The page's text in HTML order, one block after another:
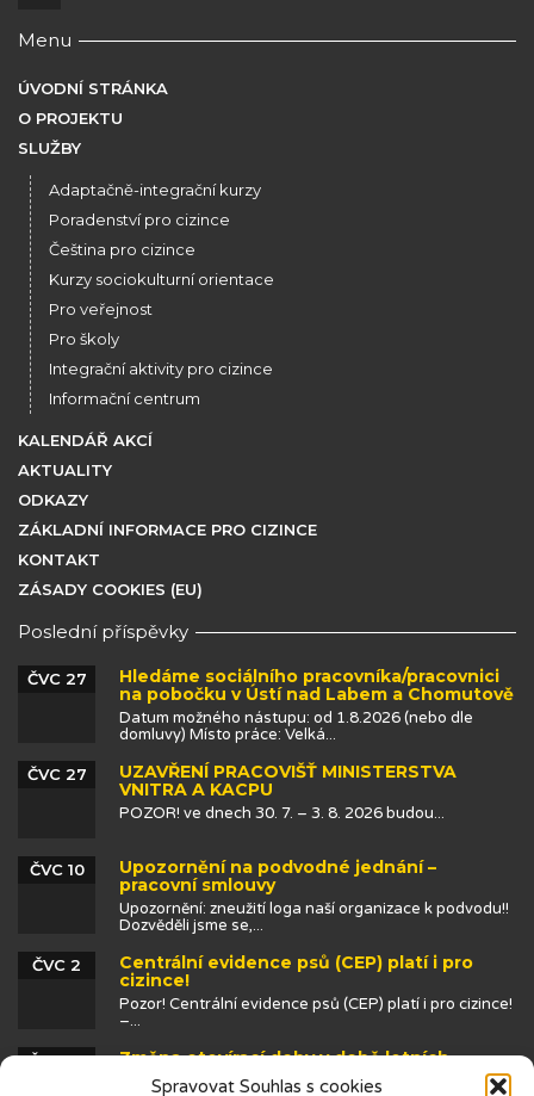
Spravovat Souhlas s cookies
Menu
ÚVODNÍ STRÁNKA
O PROJEKTU
SLUŽBY
Adaptačně-integrační kurzy
Poradenství pro cizince
Čeština pro cizince
Kurzy sociokulturní orientace
Pro veřejnost
Pro školy
Integrační aktivity pro cizince
Informační centrum
KALENDÁŘ AKCÍ
AKTUALITY
ODKAZY
ZÁKLADNÍ INFORMACE PRO CIZINCE
KONTAKT
ZÁSADY COOKIES (EU)
Poslední příspěvky
Hledáme sociálního pracovníka/pracovnici
na pobočku v Ústí nad Labem a Chomutově
ČVC 27
Datum možného nástupu: od 1.8.2026 (nebo dle
domluvy) Místo práce: Velká...
UZAVŘENÍ PRACOVIŠŤ MINISTERSTVA
VNITRA A KACPU
ČVC 27
POZOR! ve dnech 30. 7. – 3. 8. 2026 budou...
Upozornění na podvodné jednání –
pracovní smlouvy
ČVC 10
Upozornění: zneužití loga naší organizace k podvodu!!
Dozvěděli jsme se,...
Centrální evidence psů (CEP) platí i pro
cizince!
ČVC 2
Pozor! Centrální evidence psů (CEP) platí i pro cizince!
–...
Změna otevírací doby v době letních
prázdnin
ČVN 25